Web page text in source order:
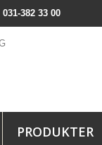
031-382 33 00
PRODUKTER